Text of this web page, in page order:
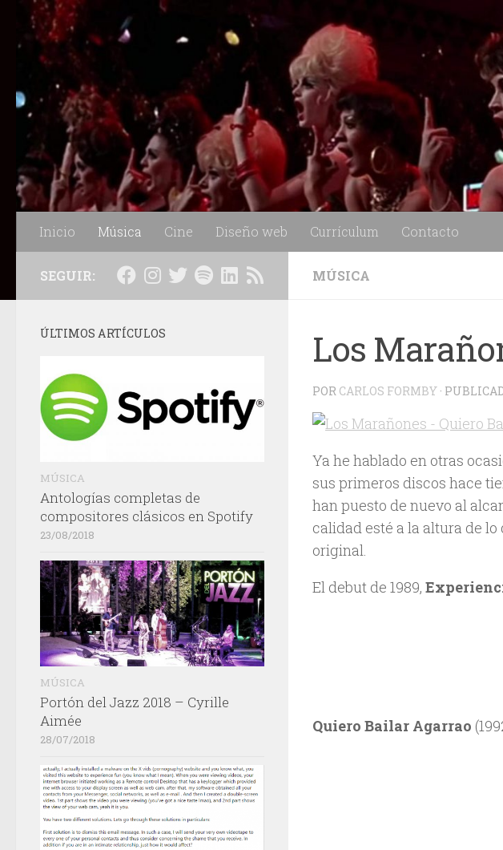
Saltar al contenido
Inicio Música Cine Diseño web Currículum Contacto
MÚSICA
Los
POR CARLOS FORMBY ·
Ya he hablado en otras
sus primeros discos hace
han puesto de nuevo al
calidad esté a la altura de
original.
El debut de 1989,
Quiero Bailar Agarrao
SEGUIR:
ÚLTIMOS ARTÍCULOS
MÚSICA
Antologías completas de
compositores clásicos en Spotify
23/08/2018
MÚSICA
Portón del Jazz 2018 – Cyrille
Aimée
28/07/2018